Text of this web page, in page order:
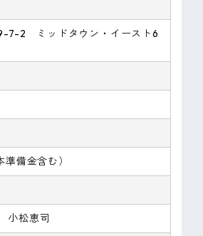
7-2 ミッドタウン・イースト6
備金含む）
小松恵司